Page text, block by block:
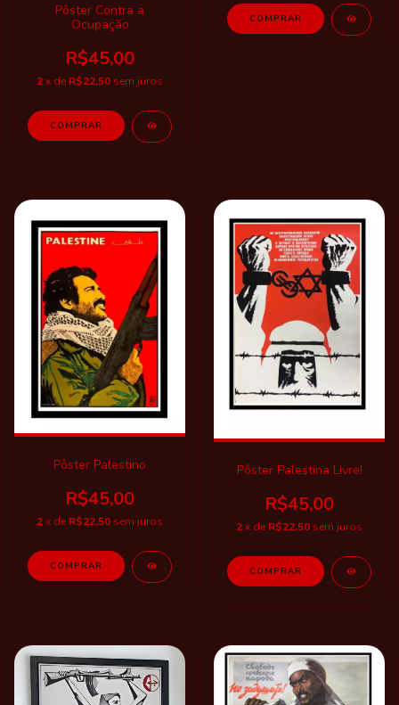
Pôster Contra a
Ocupação
R$45,00
2x de R$22,50 sem juros
COMPRAR
COMPRAR
Pôster Palestino
R$45,00
2x de R$22,50 sem juros
COMPRAR
Pôster Palestina Livre!
R$45,00
2x de R$22,50 sem juros